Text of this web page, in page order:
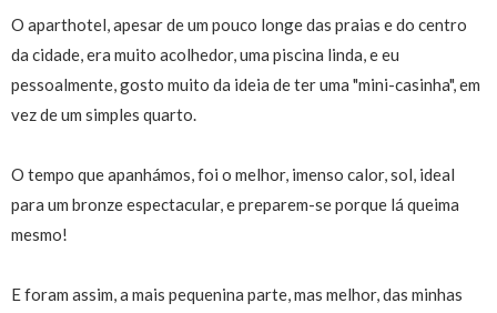
O aparthotel, apesar de um pouco longe das praias e do centro
da cidade, era muito acolhedor, uma piscina linda, e eu
pessoalmente, gosto muito da ideia de ter uma "mini-casinha", em
vez de um simples quarto.
O tempo que apanhámos, foi o melhor, imenso calor, sol, ideal
para um bronze espectacular, e preparem-se porque lá queima
mesmo!
E foram assim, a mais pequenina parte, mas melhor, das minhas